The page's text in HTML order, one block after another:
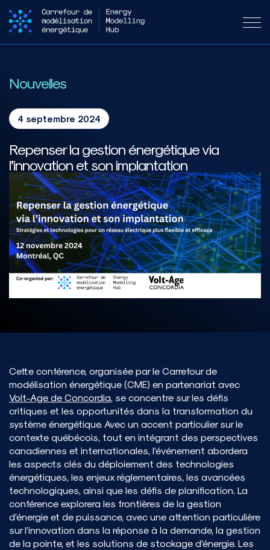
Nouvelles
4 septembre 2024
Repenser la gestion énergétique via
l’innovation et son implantation
Cette conférence, organisée par le Carrefour de
modélisation énergétique (CME) en partenariat avec
Volt-Age de Concordia, se concentre sur les défis
critiques et les opportunités dans la transformation du
système énergétique. Avec un accent particulier sur le
contexte québécois, tout en intégrant des perspectives
canadiennes et internationales, l’événement abordera
les aspects clés du déploiement des technologies
énergétiques, les enjeux réglementaires, les avancées
technologiques, ainsi que les défis de planification. La
conférence explorera les frontières de la gestion
d’énergie et de puissance, avec une attention particulière
sur l’innovation dans la réponse à la demande, la gestion
de la pointe, et les solutions de stockage d’énergie. Les